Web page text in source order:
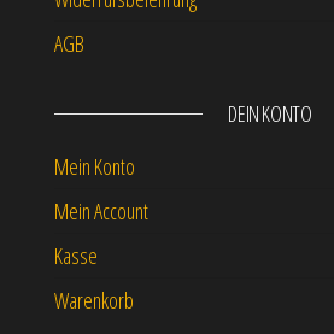
AGB
DEIN KONTO
Mein Konto
Mein Account
Kasse
Warenkorb